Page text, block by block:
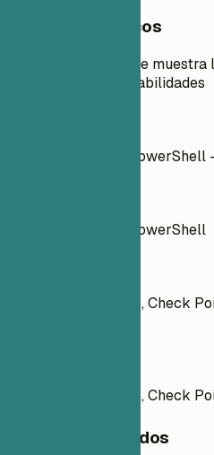
Ejemplos prácticos
Ejemplo práctico que
hacer en cuanto a habilidades
C++, Python, SQL,
C++, Python, SQL, PowerShell
Firewalls Cisco ASA, Check
Firewalls Cisco ASA, Check
Consejos rápidos